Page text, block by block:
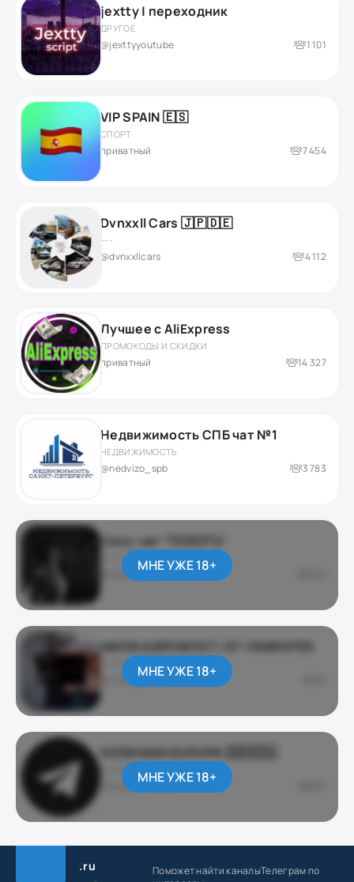
jextty | переходник
ДРУГОЕ
@jexttyyoutube 1 101
VIP SPAIN 🇪🇸
СПОРТ
приватный 7 454
Dvnxxll Cars 🇯🇵🇩🇪
---
@dvnxxllcars 4 112
Лучшее с AliExpress
ПРОМОКОДЫ И СКИДКИ
приватный 14 327
Недвижимость СПБ чат №1
НЕДВИЖИМОСТЬ
@nedvizo_spb 3 783
Секс-чат "ПОХОТЬ"
ЭРОТИКА 18+
@matrixxxa
МНЕ УЖЕ 18+
МИЛИ АЭРОФЛОТ | S7 | EMIRATES
ПРОГНОЗЫ И СТАВКИ
@milesaeroflot
МНЕ УЖЕ 18+
KIOSKMAN EUROPA 🇩🇪🇪🇺
ДЛЯ ВЗРОСЛЫХ
@kioskman_eu
МНЕ УЖЕ 18+
.ru Поможет найти каналыТелеграм по